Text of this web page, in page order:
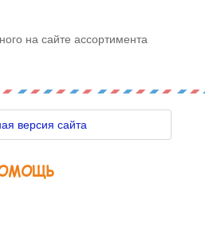
на сайте ассортимента
версия сайта